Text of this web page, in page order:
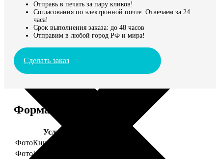
Отправь в печать за пару кликов!
Согласования по электронной почте. Отвечаем за 24
часа!
Срок выполнения заказа: до 48 часов
Отправим в любой город РФ и мира!
Сделать заказ
Форматы и цены
Услуга
ФотоКниги "Премиум"
ФотоКниги "Слим"